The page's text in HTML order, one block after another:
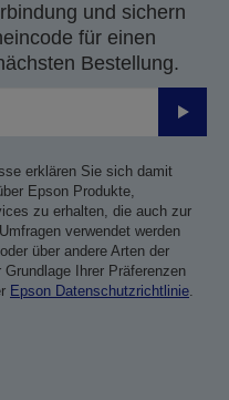
und sichern
für einen
Bestellung.
erklären Sie sich damit
Epson Produkte,
zu erhalten, die auch zur
verwendet werden
über andere Arten der
Ihrer Präferenzen
Epson Datenschutzrichtlinie.